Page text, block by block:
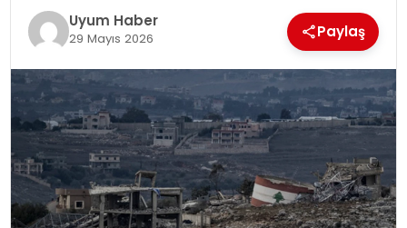
SAĞLIK
MAGAZIN
YAŞAM
Uyum Haber
29 Mayıs 2026 Paylaş